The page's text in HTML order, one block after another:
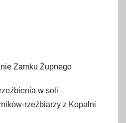
Zamku Żupnego
w soli –
rzeźbiarzy z Kopalni